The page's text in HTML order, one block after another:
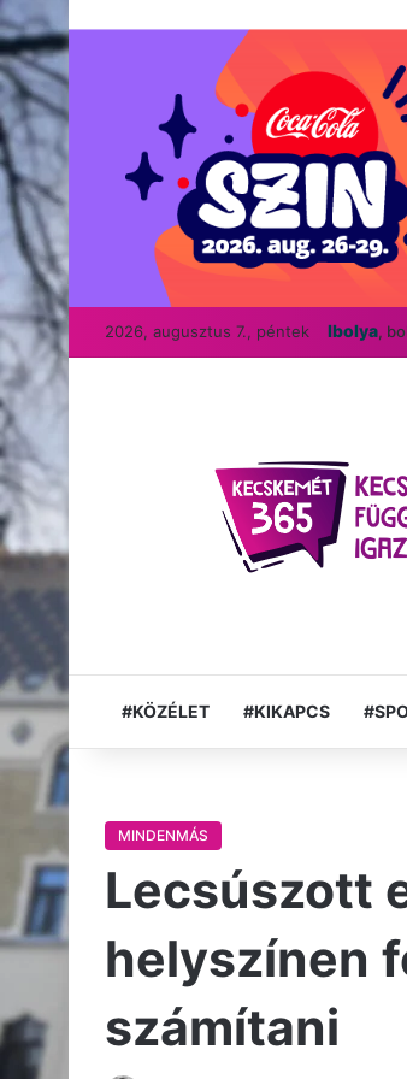
2026, augusztus 7., péntek Ibolya,
#KÖZÉLET #KIKAPCS
MINDENMÁS
Lecsúszott
helyszínen
számítani